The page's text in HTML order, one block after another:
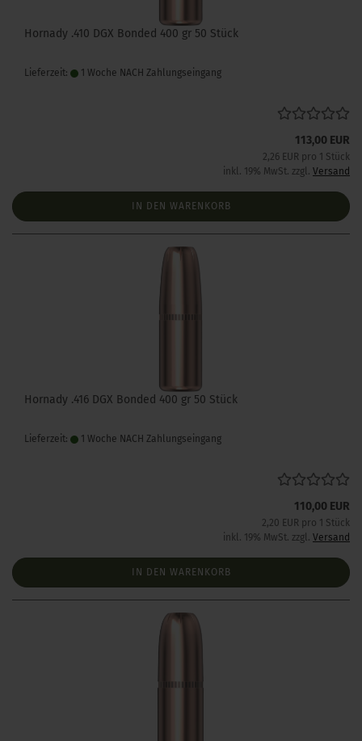
Hornady .410 DGX Bonded 400 gr 50 Stück
Lieferzeit: 1 Woche NACH Zahlungseingang
113,00 EUR
2,26 EUR pro 1 Stück
inkl. 19% MwSt. zzgl. Versand
IN DEN WARENKORB
Hornady .416 DGX Bonded 400 gr 50 Stück
Lieferzeit: 1 Woche NACH Zahlungseingang
110,00 EUR
2,20 EUR pro 1 Stück
inkl. 19% MwSt. zzgl. Versand
IN DEN WARENKORB